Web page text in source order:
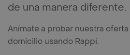
de una manera diferente.
Anímate a probar nuestra
domicilio usando Rappi.